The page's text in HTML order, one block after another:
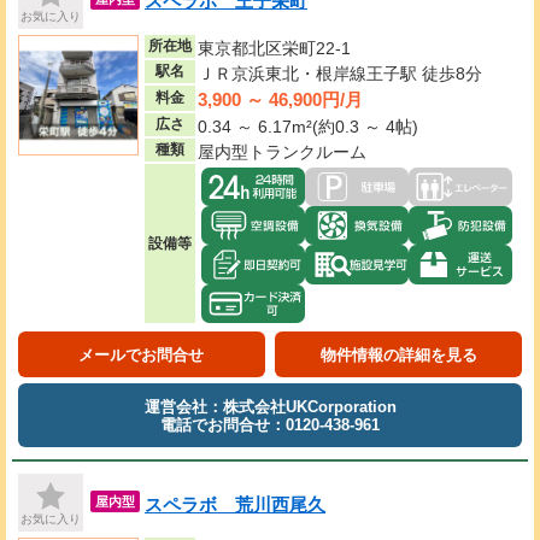
お気に入り
所在地 東京都北区栄町22-1
駅名 ＪＲ京浜東北・根岸線王子駅 徒歩8分
料金 3,900 ～ 46,900円/月
広さ 0.34 ～ 6.17m²(約0.3 ～ 4帖)
種類 屋内型トランクルーム
設備等
メールでお問合せ 物件情報の詳細を見る
運営会社：株式会社UKCorporation
電話でお問合せ：0120-438-961
お気に入り
屋内型 スペラボ 荒川西尾久